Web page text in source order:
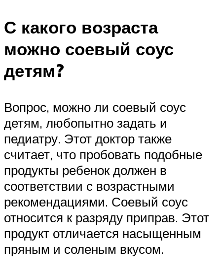
С какого возраста
можно соевый соус
детям?
Вопрос, можно ли соевый соус
детям, любопытно задать и
педиатру. Этот доктор также
считает, что пробовать подобные
продукты ребенок должен в
соответствии с возрастными
рекомендациями. Соевый соус
относится к разряду приправ. Этот
продукт отличается насыщенным
пряным и соленым вкусом.